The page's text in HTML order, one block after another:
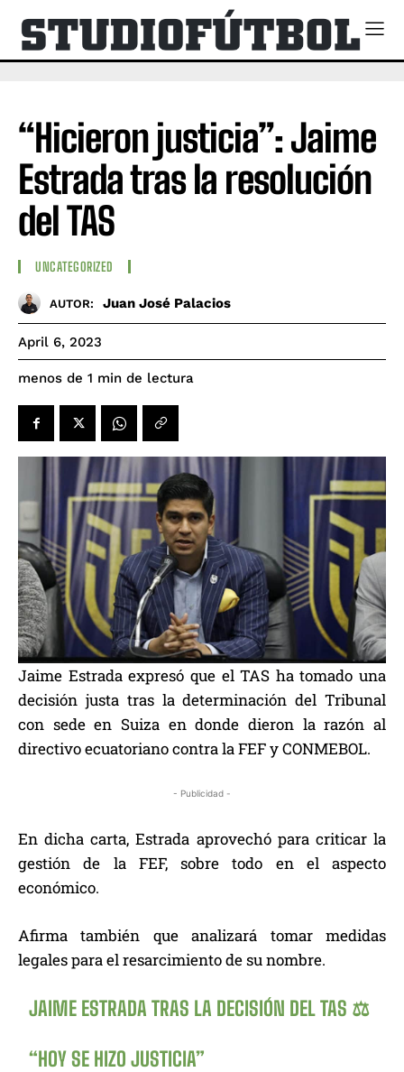
“Hicieron justicia”: Jaime
Estrada tras la resolución
del TAS
UNCATEGORIZED
AUTOR: Juan José Palacios
April 6, 2023
menos de 1 min de lectura
Jaime Estrada expresó que el TAS ha tomado una
decisión justa tras la determinación del Tribunal
con sede en Suiza en donde dieron la razón al
directivo ecuatoriano contra la FEF y CONMEBOL.
- Publicidad -
En dicha carta, Estrada aprovechó para criticar la
gestión de la FEF, sobre todo en el aspecto
económico.
Afirma también que analizará tomar medidas
legales para el resarcimiento de su nombre.
JAIME ESTRADA TRAS LA DECISIÓN DEL TAS ⚖️
“HOY SE HIZO JUSTICIA”